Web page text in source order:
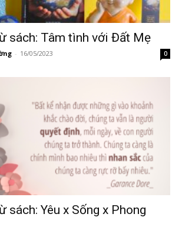
sách: Tâm tình với Đất Mẹ
- 16/05/2023 0
sách: Yêu x Sống x Phong